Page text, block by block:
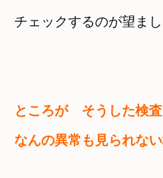
チェックするのが望ま
ところが　そうした検
なんの異常も見られな